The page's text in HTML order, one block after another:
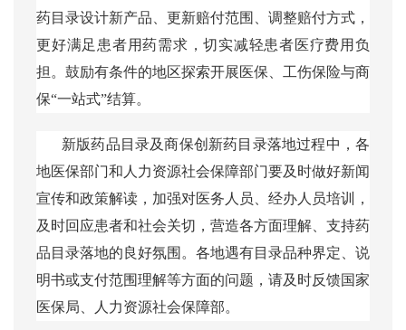
药目录设计新产品、更新赔付范围、调整赔付方式，
更好满足患者用药需求，切实减轻患者医疗费用负
担。鼓励有条件的地区探索开展医保、工伤保险与商
保“一站式”结算。
新版药品目录及商保创新药目录落地过程中，各
地医保部门和人力资源社会保障部门要及时做好新闻
宣传和政策解读，加强对医务人员、经办人员培训，
及时回应患者和社会关切，营造各方面理解、支持药
品目录落地的良好氛围。各地遇有目录品种界定、说
明书或支付范围理解等方面的问题，请及时反馈国家
医保局、人力资源社会保障部。